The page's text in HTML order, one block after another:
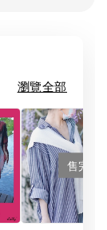
瀏覽全部
售完